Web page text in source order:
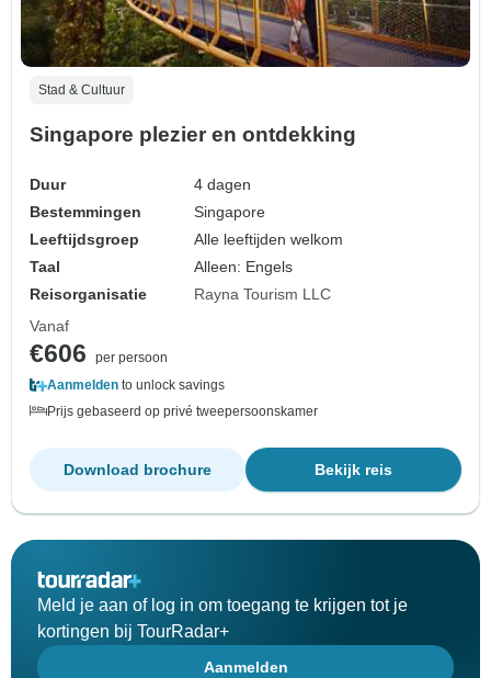
Stad & Cultuur
Singapore plezier en ontdekking
Duur
4 dagen
Bestemmingen
Singapore
Leeftijdsgroep
Alle leeftijden welkom
Taal
Alleen: Engels
Reisorganisatie
Rayna Tourism LLC
Vanaf
€606
per persoon
Aanmelden to unlock savings
Prijs gebaseerd op privé tweepersoonskamer
Bekijk reis
Download brochure
Meld je aan of log in om toegang te krijgen tot je
kortingen bij TourRadar+
Aanmelden